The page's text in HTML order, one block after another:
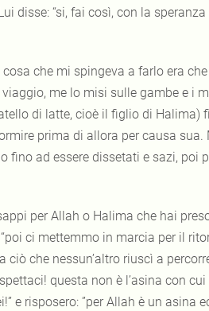
disse: “si, fai così, con la
che mi spingeva a farlo era
me lo misi sulle gambe e i
di latte, cioè il figlio di Halima)
prima di allora per causa
fino ad essere dissetati e sazi, poi
per Allah o Halima che hai
“poi ci mettemmo in marcia per il
ciò che nessun’altro riuscì a
questa non è l’asina con
e risposero: ”per Allah è un asina